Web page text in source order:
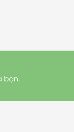
bạn.